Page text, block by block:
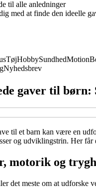
til alle anledninger
med at finde den ideelle
TøjHobbySundhedMotion
Nyhedsbrev
gaver til
til et barn kan være en
og udviklingstrin. Her
motorik og
det meste om at udforske